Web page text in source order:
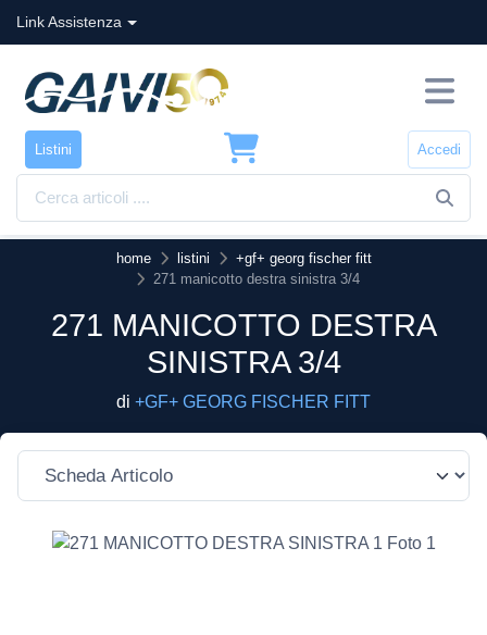
Link Assistenza
Listini Accedi
home listini
+gf+ georg fischer fitt
271 manicotto destra sinistra 3/4
271 MANICOTTO DESTRA
SINISTRA 3/4
di +GF+ GEORG FISCHER FITT